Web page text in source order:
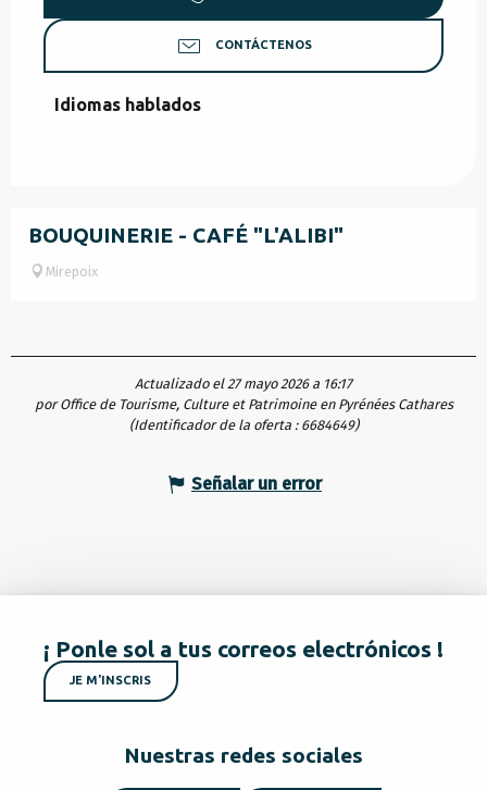
CONTÁCTENOS
Idiomas hablados
Idiomas hablados
BOUQUINERIE - CAFÉ "L'ALIBI"
Mirepoix
Actualizado el 27 mayo 2026 a 16:17
por Office de Tourisme, Culture et Patrimoine en Pyrénées Cathares
(Identificador de la oferta : 6684649)
Señalar un error
¡ Ponle sol a tus correos electrónicos !
JE M'INSCRIS
Nuestras redes sociales